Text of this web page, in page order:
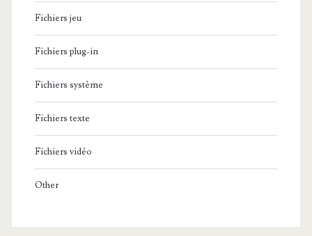
t
e
Fichiers jeu
Fichiers plug-in
Fichiers système
Fichiers texte
Fichiers vidéo
Other